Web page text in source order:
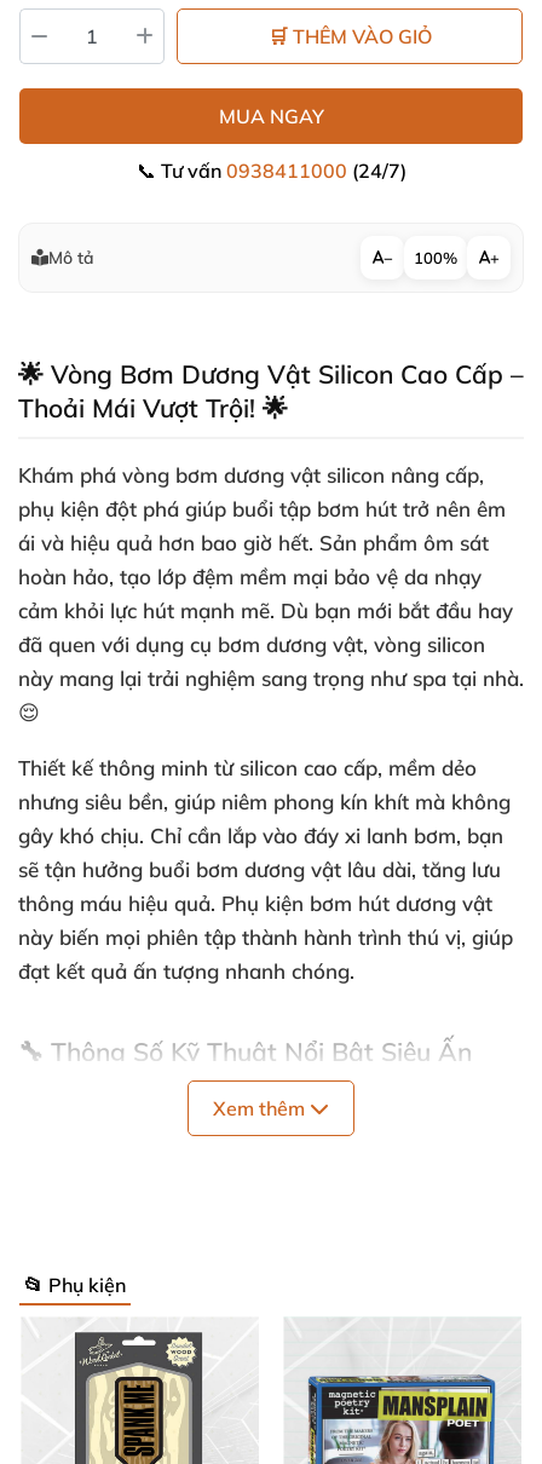
🛒 THÊM VÀO GIỎ
MUA NGAY
📞 Tư vấn 0938411000 (24/7)
Mô tả − 100% +
🌟 Vòng Bơm Dương Vật Silicon Cao Cấp –
Thoải Mái Vượt Trội! 🌟
Khám phá vòng bơm dương vật silicon nâng cấp,
phụ kiện đột phá giúp buổi tập bơm hút trở nên êm
ái và hiệu quả hơn bao giờ hết. Sản phẩm ôm sát
hoàn hảo, tạo lớp đệm mềm mại bảo vệ da nhạy
cảm khỏi lực hút mạnh mẽ. Dù bạn mới bắt đầu hay
đã quen với dụng cụ bơm dương vật, vòng silicon
này mang lại trải nghiệm sang trọng như spa tại nhà.
😌
Thiết kế thông minh từ silicon cao cấp, mềm dẻo
nhưng siêu bền, giúp niêm phong kín khít mà không
gây khó chịu. Chỉ cần lắp vào đáy xi lanh bơm, bạn
sẽ tận hưởng buổi bơm dương vật lâu dài, tăng lưu
thông máu hiệu quả. Phụ kiện bơm hút dương vật
này biến mọi phiên tập thành hành trình thú vị, giúp
đạt kết quả ấn tượng nhanh chóng.
🔧 Thông Số Kỹ Thuật Nổi Bật Siêu Ấn
Tương thích phổ quát
🎯: Phù hợp xi lanh đường
kính tối đa 3 inch (7.5 cm), lý tưởng cho mọi kích
cỡ dụng cụ bơm hút dương vật.
Chất liệu silicon premium
💎: Mềm mại, đàn hồi
Xem thêm
📂 Phụ kiện